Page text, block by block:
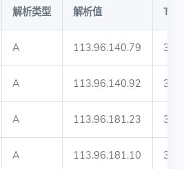
解析类型 解析值 TTL
A 113.96.140.79 310
A 113.96.140.92 310
A 113.96.181.23 310
A 113.96.181.10 310